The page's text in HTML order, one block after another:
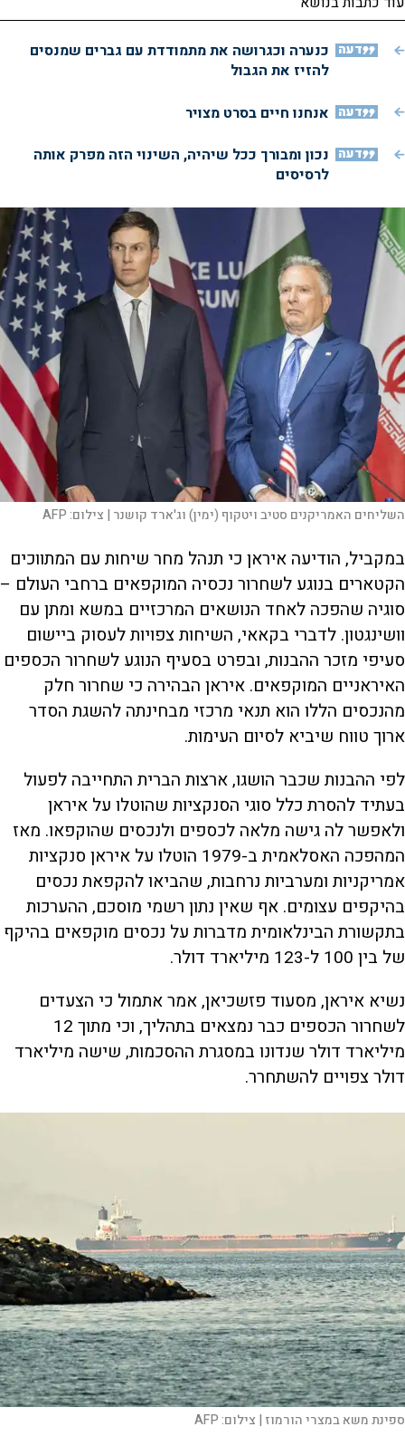
דעה כנערה וכגרושה את מתמודדת עם גברים שמנסים
להזיז את הגבול
דעה אנחנו חיים בסרט מצויר
דעה נכון ומבורך ככל שיהיה, השינוי הזה מפרק אותה
לרסיסים
השליחים האמריקנים סטיב ויטקוף (ימין) וג'ארד קושנר | צילום:AFP
במקביל, הודיעה איראן כי תנהל מחר שיחות עם המתווכים
הקטארים בנוגע לשחרור נכסיה המוקפאים ברחבי העולם –
סוגיה שהפכה לאחד הנושאים המרכזיים במשא ומתן עם
וושינגטון. לדברי בקאאי, השיחות צפויות לעסוק ביישום
סעיפי מזכר ההבנות, ובפרט בסעיף הנוגע לשחרור הכספים
האיראניים המוקפאים. איראן הבהירה כי שחרור חלק
מהנכסים הללו הוא תנאי מרכזי מבחינתה להשגת הסדר
ארוך טווח שיביא לסיום העימות.
לפי ההבנות שכבר הושגו, ארצות הברית התחייבה לפעול
בעתיד להסרת כלל סוגי הסנקציות שהוטלו על איראן
ולאפשר לה גישה מלאה לכספים ולנכסים שהוקפאו. מאז
המהפכה האסלאמית ב-1979 הוטלו על איראן סנקציות
אמריקניות ומערביות נרחבות, שהביאו להקפאת נכסים
בהיקפים עצומים. אף שאין נתון רשמי מוסכם, ההערכות
בתקשורת הבינלאומית מדברות על נכסים מוקפאים בהיקף
של בין 100 ל-123 מיליארד דולר.
נשיא איראן, מסעוד פזשכיאן, אמר אתמול כי הצעדים
לשחרור הכספים כבר נמצאים בתהליך, וכי מתוך 12
מיליארד דולר שנדונו במסגרת ההסכמות, שישה מיליארד
דולר צפויים להשתחרר.
ספינת משא במצרי הורמוז | צילום:AFP